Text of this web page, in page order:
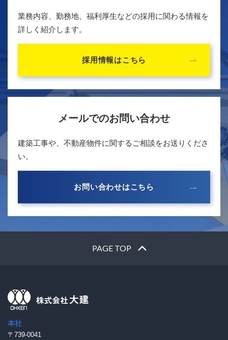
業務内容、勤務地、福利厚生などの採用に関わる情報を
詳しく紹介します。
採用情報はこちら
メールでのお問い合わせ
建築工事や、不動産物件に関するご相談をお送りくださ
い。
お問い合わせはこちら
PAGE TOP
本社
〒739-0041